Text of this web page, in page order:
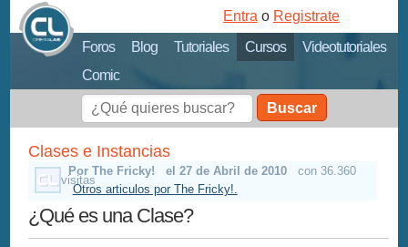
Foros Blog Tutoriales Cursos
Videotutoriales
Comic
Entra o Registrate
Buscar
Clases e Instancias
Por The Fricky! el 27 de Abril de 2010 con 36.360
visitas
Otros articulos por The Fricky!.
¿Qué es una Clase?